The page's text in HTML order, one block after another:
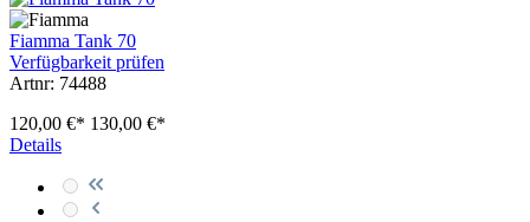
Fiamma Tank 70
Verfügbarkeit prüfen
Artnr: 74488
120,00 €* 130,00 €*
Details